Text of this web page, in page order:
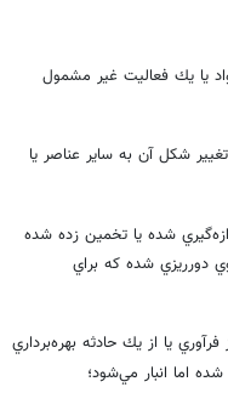
يا يك فعاليت غير مشمول
شكل آن به ساير عناصر يا
شده يا تخمين زده شده
دورريزي شده كه براي
يا از يك حادثه بهره‌برداري
اما انبار مي‌شود؛